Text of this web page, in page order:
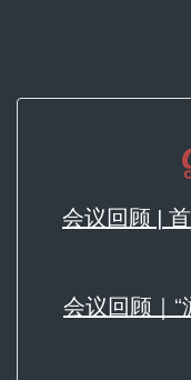
会议回顾 |
会议回顾｜“